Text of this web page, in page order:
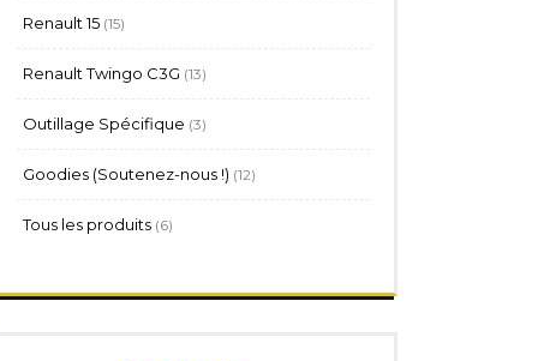
Renault 15 1515
Renault Twingo C3G 1313
Outillage Spécifique 33
Goodies (Soutenez-nous !) 1212
Tous les produits 66